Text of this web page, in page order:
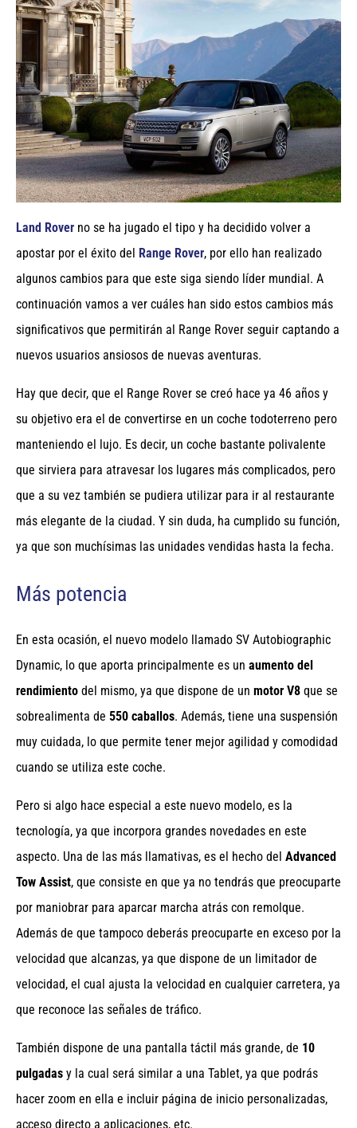
Land Rover no se ha jugado el tipo y ha decidido volver a
apostar por el éxito del Range Rover, por ello han realizado
algunos cambios para que este siga siendo líder mundial. A
continuación vamos a ver cuáles han sido estos cambios más
significativos que permitirán al Range Rover seguir captando a
nuevos usuarios ansiosos de nuevas aventuras.
Hay que decir, que el Range Rover se creó hace ya 46 años y
su objetivo era el de convertirse en un coche todoterreno pero
manteniendo el lujo. Es decir, un coche bastante polivalente
que sirviera para atravesar los lugares más complicados, pero
que a su vez también se pudiera utilizar para ir al restaurante
más elegante de la ciudad. Y sin duda, ha cumplido su función,
ya que son muchísimas las unidades vendidas hasta la fecha.
Más potencia
En esta ocasión, el nuevo modelo llamado SV Autobiographic
Dynamic, lo que aporta principalmente es un aumento del
rendimiento del mismo, ya que dispone de un motor V8 que se
sobrealimenta de 550 caballos. Además, tiene una suspensión
muy cuidada, lo que permite tener mejor agilidad y comodidad
cuando se utiliza este coche.
Pero si algo hace especial a este nuevo modelo, es la
tecnología, ya que incorpora grandes novedades en este
aspecto. Una de las más llamativas, es el hecho del Advanced
Tow Assist, que consiste en que ya no tendrás que preocuparte
por maniobrar para aparcar marcha atrás con remolque.
Además de que tampoco deberás preocuparte en exceso por la
velocidad que alcanzas, ya que dispone de un limitador de
velocidad, el cual ajusta la velocidad en cualquier carretera, ya
que reconoce las señales de tráfico.
También dispone de una pantalla táctil más grande, de 10
pulgadas y la cual será similar a una Tablet, ya que podrás
hacer zoom en ella e incluir página de inicio personalizadas,
acceso directo a aplicaciones, etc.